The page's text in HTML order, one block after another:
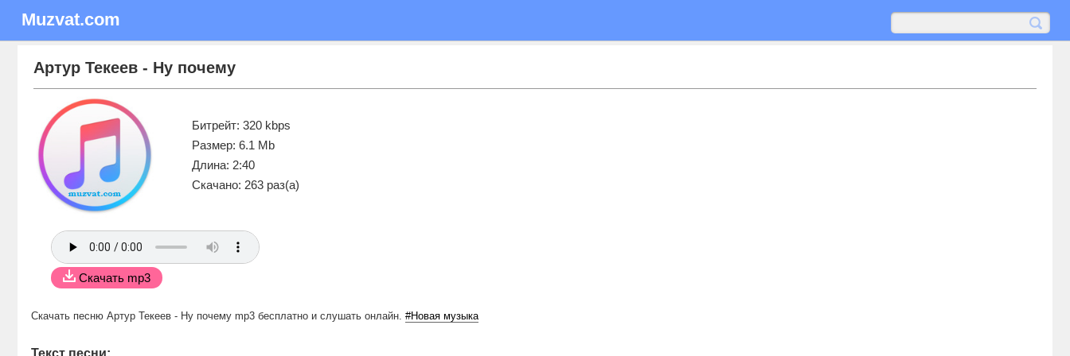
Muzvat.com
Артур Текеев - Ну почему
Битрейт: 320 kbps
Размер: 6.1 Mb
Длина: 2:40
Скачано: 263 раз(а)
Скачать mp3
Скачать песню Артур Текеев - Ну почему mp3 бесплатно и слушать онлайн. #Новая музыка
Текст песни: